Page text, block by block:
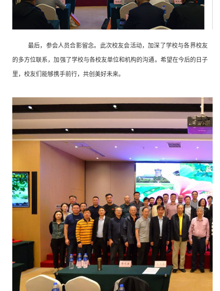
最后，参会人员合影留念。 此次校友会活动，加深了学校与各界校友
的多方位联系，加强了学校与各校友单位和机构的沟通。希望在今后的日子
里，校友们能够携手前行，共创美好未来。